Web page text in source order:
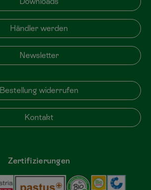
Händler werden
Newsletter
Bestellung widerrufen
Kontakt
Zertifizierungen